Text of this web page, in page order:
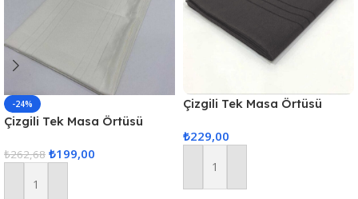
-24%
Çizgili Tek Masa Örtüsü
₺262,68 ₺199,00
Sepete Ekle
Çizgili Tek Masa Örtüsü
₺229,00
Sepete Ekle